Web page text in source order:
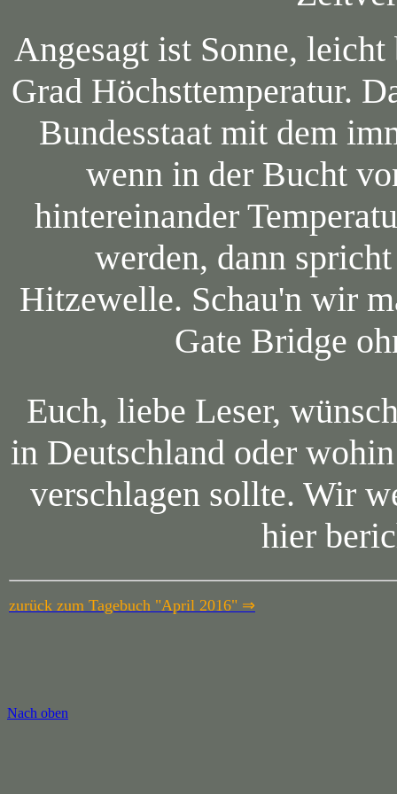
Angesagt ist Sonne,
Grad Höchsttemperatur.
Bundesstaat mit dem
wenn in der Bucht
hintereinander
werden, dann
Hitzewelle. Schau'n wir
Gate Bridge
Euch, liebe Leser,
in Deutschland oder
verschlagen sollte. Wir
hier
zurück zum Tagebuch "April 2016" ⇒
Nach oben